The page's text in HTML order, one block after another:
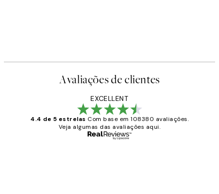
Avaliações de clientes
EXCELLENT
4.4 de 5 estrelas Com base em 108380 avaliações.
Veja algumas das avaliações aqui.